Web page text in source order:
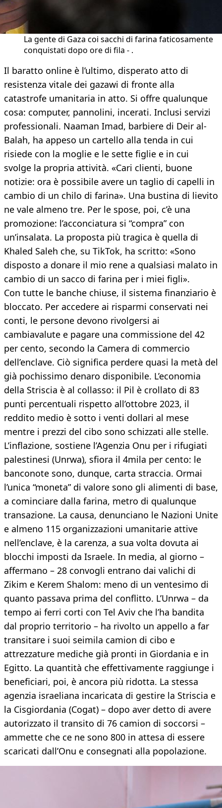
La gente di Gaza coi sacchi di farina faticosamente
conquistati dopo ore di fila - .
Il baratto online è l’ultimo, disperato atto di
resistenza vitale dei gazawi di fronte alla
catastrofe umanitaria in atto. Si offre qualunque
cosa: computer, pannolini, incerati. Inclusi servizi
professionali. Naaman Imad, barbiere di Deir al-
Balah, ha appeso un cartello alla tenda in cui
risiede con la moglie e le sette figlie e in cui
svolge la propria attività. «Cari clienti, buone
notizie: ora è possibile avere un taglio di capelli in
cambio di un chilo di farina». Una bustina di lievito
ne vale almeno tre. Per le spose, poi, c’è una
promozione: l’acconciatura si “compra” con
un’insalata. La proposta più tragica è quella di
Khaled Saleh che, su TikTok, ha scritto: «Sono
disposto a donare il mio rene a qualsiasi malato in
cambio di un sacco di farina per i miei figli».
Con tutte le banche chiuse, il sistema finanziario è
bloccato. Per accedere ai risparmi conservati nei
conti, le persone devono rivolgersi ai
cambiavalute e pagare una commissione del 42
per cento, secondo la Camera di commercio
dell’enclave. Ciò significa perdere quasi la metà del
già pochissimo denaro disponibile. L’economia
della Striscia è al collasso: il Pil è crollato di 83
punti percentuali rispetto all’ottobre 2023, il
reddito medio è sotto i venti dollari al mese
mentre i prezzi del cibo sono schizzati alle stelle.
L’inflazione, sostiene l’Agenzia Onu per i rifugiati
palestinesi (Unrwa), sfiora il 4mila per cento: le
banconote sono, dunque, carta straccia. Ormai
l’unica “moneta” di valore sono gli alimenti di base,
a cominciare dalla farina, metro di qualunque
transazione. La causa, denunciano le Nazioni Unite
e almeno 115 organizzazioni umanitarie attive
nell’enclave, è la carenza, a sua volta dovuta ai
blocchi imposti da Israele. In media, al giorno –
affermano – 28 convogli entrano dai valichi di
Zikim e Kerem Shalom: meno di un ventesimo di
quanto passava prima del conflitto. L’Unrwa – da
tempo ai ferri corti con Tel Aviv che l’ha bandita
dal proprio territorio – ha rivolto un appello a far
transitare i suoi seimila camion di cibo e
attrezzature mediche già pronti in Giordania e in
Egitto. La quantità che effettivamente raggiunge i
beneficiari, poi, è ancora più ridotta. La stessa
agenzia israeliana incaricata di gestire la Striscia e
la Cisgiordania (Cogat) – dopo aver detto di avere
autorizzato il transito di 76 camion di soccorsi –
ammette che ce ne sono 800 in attesa di essere
scaricati dall’Onu e consegnati alla popolazione.